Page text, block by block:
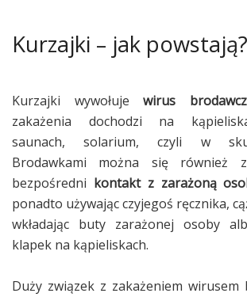
Kurzajki – jak powstają?
Kurzajki wywołujewirus
zakażenia dochodzi na
saunach, solarium, czyli w
Brodawkami można się również
bezpośredni kontakt z zarażoną
ponadto używając czyjegoś ręcznika,
wkładając buty zarażonej osoby
klapek na kąpieliskach.
Duży związek z zakażeniem wirusem